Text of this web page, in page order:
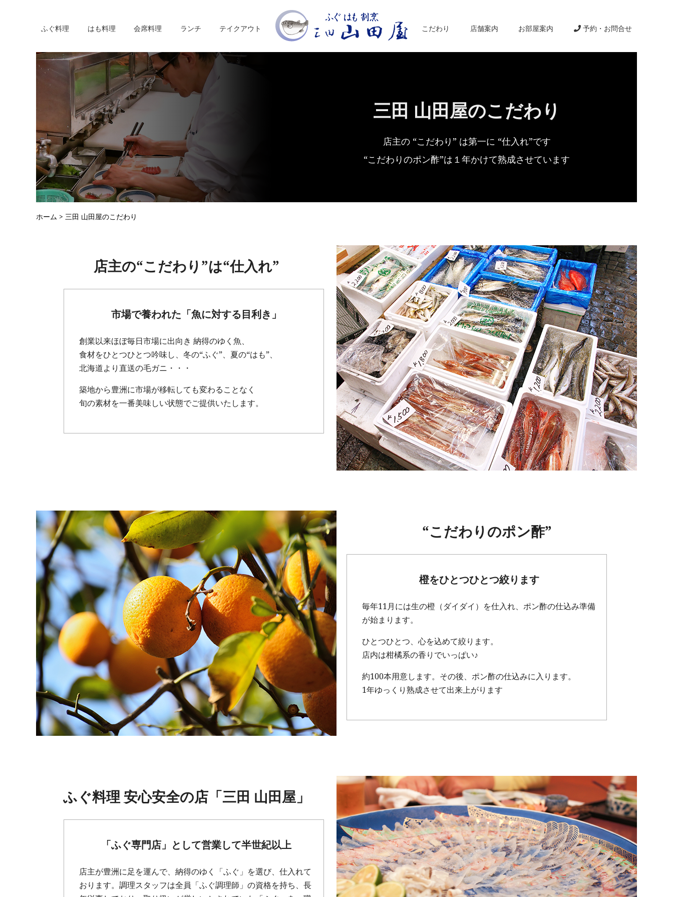
ふぐ料理 はも料理 会席料理 ランチ テイクアウト こだわり 店舗案内 お部屋案内 予約・お問合せ
三田 山田屋のこだわり
店主の “こだわり” は第一に “仕入れ”です
“こだわりのポン酢”は１年かけて熟成させています
ホーム > 三田 山田屋のこだわり
店主の“こだわり”は“仕入れ”
市場で養われた「魚に対する目利き」
創業以来ほぼ毎日市場に出向き 納得のゆく魚、
食材をひとつひとつ吟味し、冬の“ふぐ”、夏の“はも”、
北海道より直送の毛ガニ・・・
築地から豊洲に市場が移転しても変わることなく
旬の素材を一番美味しい状態でご提供いたします。
“こだわりのポン酢”
橙をひとつひとつ絞ります
毎年11月には生の橙（ダイダイ）を仕入れ、ポン酢の仕込み準備
が始まります。
ひとつひとつ、心を込めて絞ります。
店内は柑橘系の香りでいっぱい♪
約100本用意します。その後、ポン酢の仕込みに入ります。
1年ゆっくり熟成させて出来上がります
ふぐ料理 安心安全の店「三田 山田屋」
「ふぐ専門店」として営業して半世紀以上
店主が豊洲に足を運んで、納得のゆく「ふぐ」を選び、仕入れて
おります。調理スタッフは全員「ふぐ調理師」の資格を持ち、長